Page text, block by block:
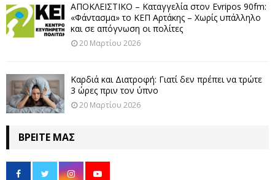
ΑΠΟΚΛΕΙΣΤΙΚΟ – Καταγγελία στον Evripos 90fm:
«Φάντασμα» το ΚΕΠ Αρτάκης – Χωρίς υπάλληλο
και σε απόγνωση οι πολίτες
20 Μαρτίου 2026
Καρδιά και Διατροφή: Γιατί δεν πρέπει να τρώτε
3 ώρες πριν τον ύπνο
20 Μαρτίου 2026
ΒΡΕΊΤΕ ΜΑΣ